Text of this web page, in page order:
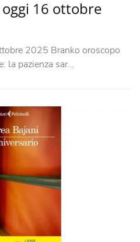
16 ottobre
2025 Branko oroscopo
la pazienza sar…